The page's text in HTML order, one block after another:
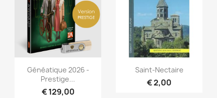
Snel bekijken
Généatique 2026 -
Prestige...
€ 129,00
Snel bekijken
Saint-Nectaire
€ 2,00